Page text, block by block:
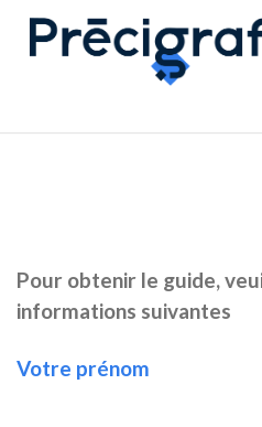
Pour obtenir le guide,
informations suivantes
Votre prénom